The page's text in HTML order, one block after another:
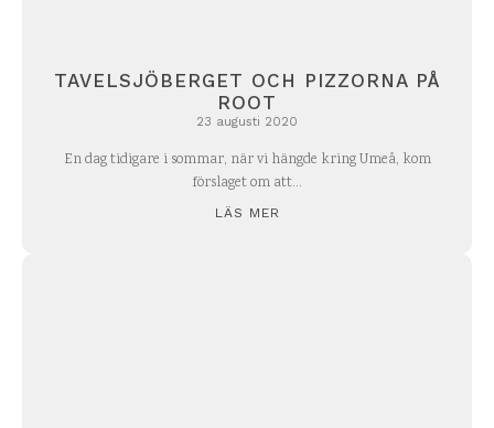
TAVELSJÖBERGET OCH PIZZORNA PÅ
ROOT
23 augusti 2020
En dag tidigare i sommar, när vi hängde kring Umeå, kom
förslaget om att...
LÄS MER